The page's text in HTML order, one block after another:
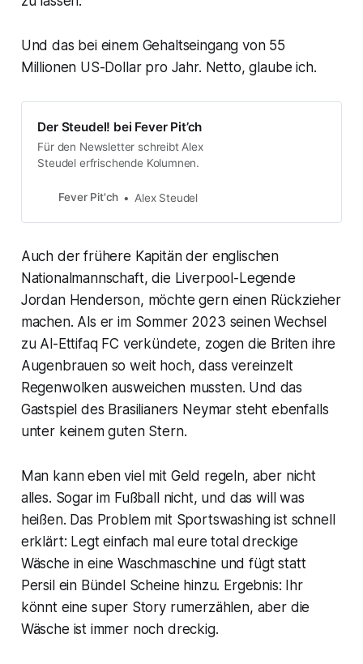
Und das bei einem Gehaltseingang von 55
Millionen US-Dollar pro Jahr. Netto, glaube ich.
Der Steudel! bei Fever Pit’ch
Für den Newsletter schreibt Alex
Steudel erfrischende Kolumnen.
Fever Pit'ch Alex Steudel
Auch der frühere Kapitän der englischen
Nationalmannschaft, die Liverpool-Legende
Jordan Henderson, möchte gern einen Rückzieher
machen. Als er im Sommer 2023 seinen Wechsel
zu Al-Ettifaq FC verkündete, zogen die Briten ihre
Augenbrauen so weit hoch, dass vereinzelt
Regenwolken ausweichen mussten. Und das
Gastspiel des Brasilianers Neymar steht ebenfalls
unter keinem guten Stern.
Man kann eben viel mit Geld regeln, aber nicht
alles. Sogar im Fußball nicht, und das will was
heißen. Das Problem mit Sportswashing ist schnell
erklärt: Legt einfach mal eure total dreckige
Wäsche in eine Waschmaschine und fügt statt
Persil ein Bündel Scheine hinzu. Ergebnis: Ihr
könnt eine super Story rumerzählen, aber die
Wäsche ist immer noch dreckig.